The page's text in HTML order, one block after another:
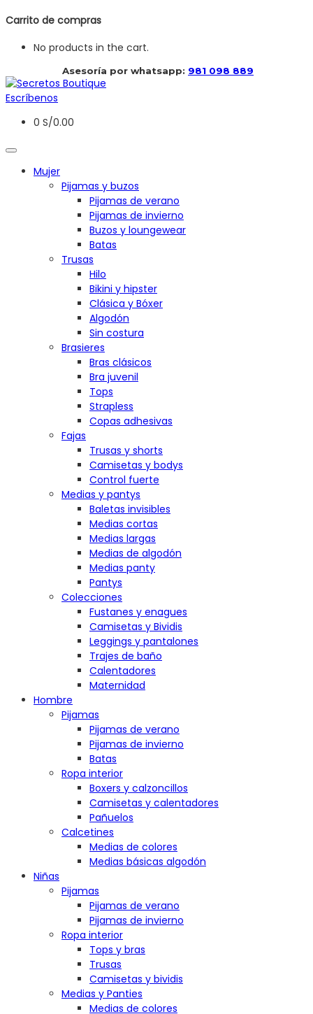
Carrito de compras
No products in the cart.
Asesoría por whatsapp: 981 098 889
Escríbenos
0 S/0.00
Mujer
Pijamas y buzos
Pijamas de verano
Pijamas de invierno
Buzos y loungewear
Batas
Trusas
Hilo
Bikini y hipster
Clásica y Bóxer
Algodón
Sin costura
Brasieres
Bras clásicos
Bra juvenil
Tops
Strapless
Copas adhesivas
Fajas
Trusas y shorts
Camisetas y bodys
Control fuerte
Medias y pantys
Baletas invisibles
Medias cortas
Medias largas
Medias de algodón
Medias panty
Pantys
Colecciones
Fustanes y enagues
Camisetas y Bividis
Leggings y pantalones
Trajes de baño
Calentadores
Maternidad
Hombre
Pijamas
Pijamas de verano
Pijamas de invierno
Batas
Ropa interior
Boxers y calzoncillos
Camisetas y calentadores
Pañuelos
Calcetines
Medias de colores
Medias básicas algodón
Niñas
Pijamas
Pijamas de verano
Pijamas de invierno
Ropa interior
Tops y bras
Trusas
Camisetas y bividis
Medias y Panties
Medias de colores